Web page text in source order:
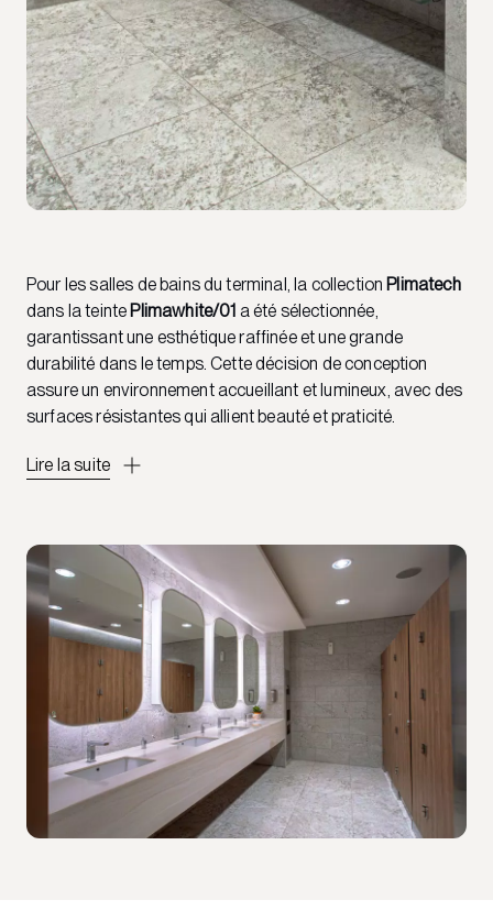
Pour les salles de bains du terminal, la collection Plimatech
dans la teinte Plimawhite/01 a été sélectionnée,
garantissant une esthétique raffinée et une grande
durabilité dans le temps. Cette décision de conception
assure un environnement accueillant et lumineux, avec des
surfaces résistantes qui allient beauté et praticité.
Lire la suite